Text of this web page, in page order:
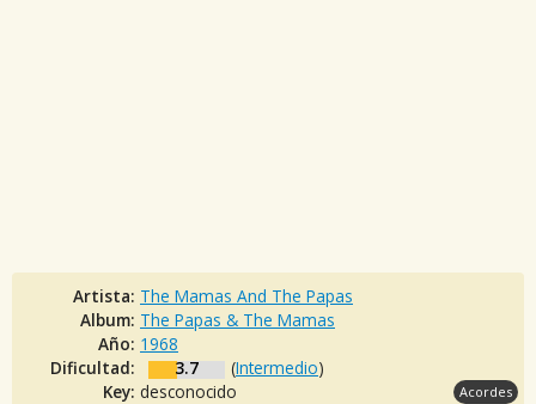
Artista: The Mamas And The Papas
Album: The Papas & The Mamas
Año: 1968
Dificultad:
3.7 (Intermedio)
Key: desconocido Acordes